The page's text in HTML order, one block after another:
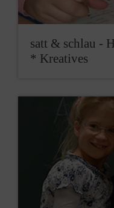
satt & schlau -
* Kreatives